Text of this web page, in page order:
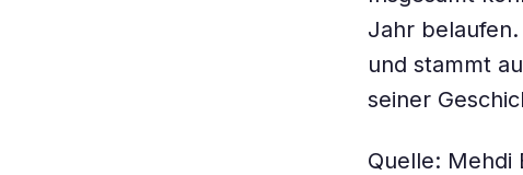
Jahr
und stammt
seiner
Quelle: Mehdi